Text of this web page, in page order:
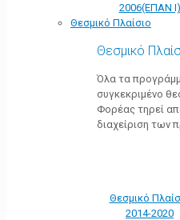
2006(ΕΠΑΝ Ι)
Θεσμικό Πλαίσιο
Θεσμικό
Όλα τα
συγκεκριμένο
Φορέας τηρεί
διαχείριση των
Θεσμικό
2014-2020